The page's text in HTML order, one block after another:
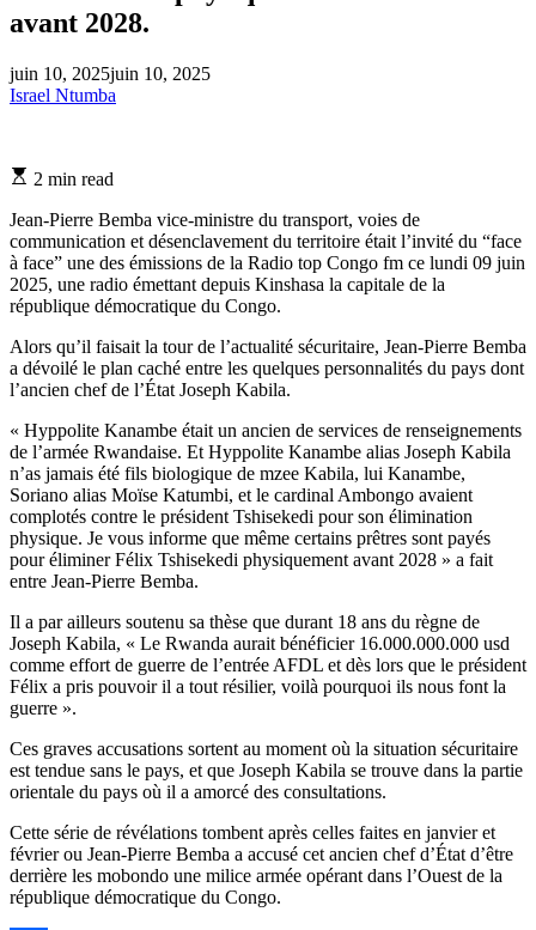
avant 2028.
juin 10, 2025juin 10, 2025
Israel Ntumba
Estimated
time
2 min read
Jean-Pierre Bemba vice-ministre du transport, voies de
communication et désenclavement du territoire était l’invité du “face
à face” une des émissions de la Radio top Congo fm ce lundi 09 juin
2025, une radio émettant depuis Kinshasa la capitale de la
république démocratique du Congo.
Alors qu’il faisait la tour de l’actualité sécuritaire, Jean-Pierre Bemba
a dévoilé le plan caché entre les quelques personnalités du pays dont
l’ancien chef de l’État Joseph Kabila.
« Hyppolite Kanambe était un ancien de services de renseignements
de l’armée Rwandaise. Et Hyppolite Kanambe alias Joseph Kabila
n’as jamais été fils biologique de mzee Kabila, lui Kanambe,
Soriano alias Moïse Katumbi, et le cardinal Ambongo avaient
complotés contre le président Tshisekedi pour son élimination
physique. Je vous informe que même certains prêtres sont payés
pour éliminer Félix Tshisekedi physiquement avant 2028 » a fait
entre Jean-Pierre Bemba.
Il a par ailleurs soutenu sa thèse que durant 18 ans du règne de
Joseph Kabila, « Le Rwanda aurait bénéficier 16.000.000.000 usd
comme effort de guerre de l’entrée AFDL et dès lors que le président
Félix a pris pouvoir il a tout résilier, voilà pourquoi ils nous font la
guerre ».
Ces graves accusations sortent au moment où la situation sécuritaire
est tendue sans le pays, et que Joseph Kabila se trouve dans la partie
orientale du pays où il a amorcé des consultations.
Cette série de révélations tombent après celles faites en janvier et
février ou Jean-Pierre Bemba a accusé cet ancien chef d’État d’être
derrière les mobondo une milice armée opérant dans l’Ouest de la
république démocratique du Congo.